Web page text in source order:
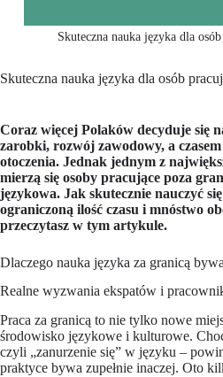
Skuteczna nauka języka dla
Skuteczna nauka języka dla osób
Coraz więcej Polaków decyduje się
zarobki, rozwój zawodowy, a
otoczenia. Jednak jednym z
mierzą się osoby pracujące poza
językowa. Jak skutecznie nauczyć
ograniczoną ilość czasu i mnóstwo
przeczytasz w tym artykule.
Dlaczego nauka języka za granicą
Realne wyzwania ekspatów i
Praca za granicą to nie tylko nowe
środowisko językowe i kulturowe.
czyli „zanurzenie się” w języku –
praktyce bywa zupełnie inaczej. Oto